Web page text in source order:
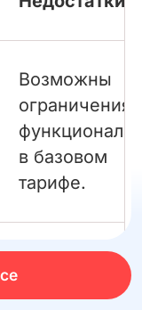
Возможны
ограничения
функционала
в базовом
тарифе.